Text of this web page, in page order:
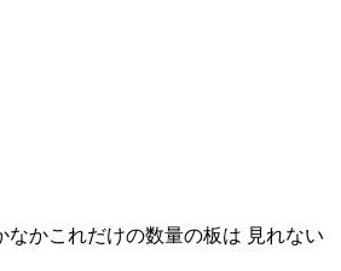
かこれだけの数量の板は 見れない